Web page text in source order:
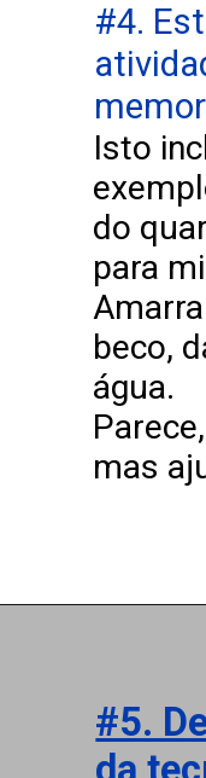
#4.
Isto
do
para
beco,
água.
mas
#5.